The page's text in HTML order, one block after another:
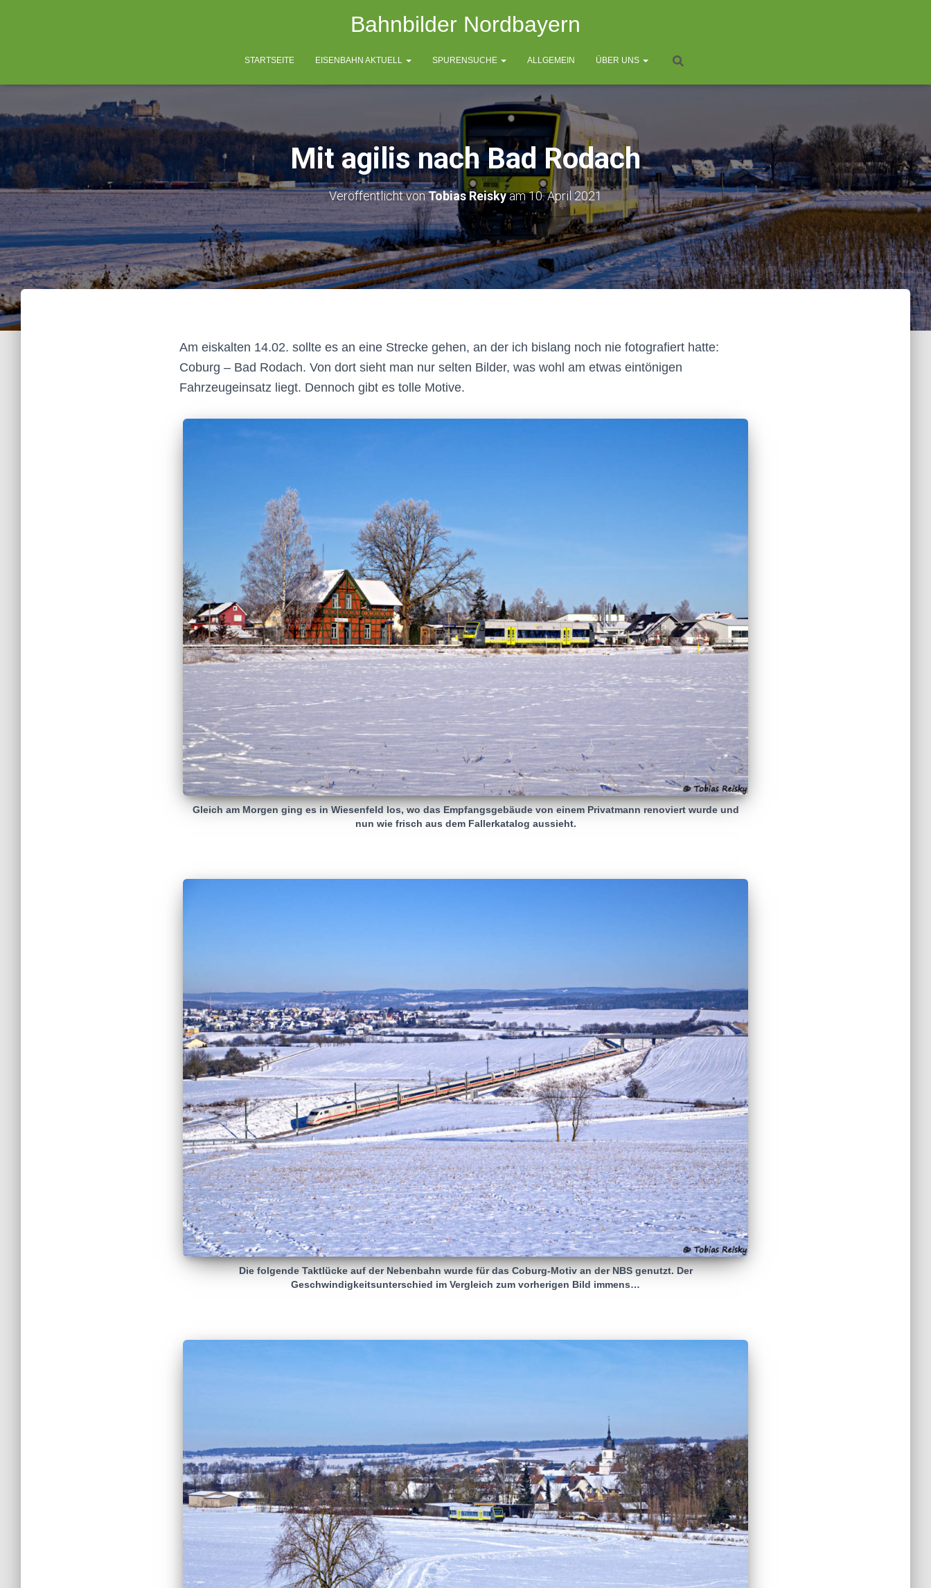
Bahnbilder Nordbayern
STARTSEITE EISENBAHN AKTUELL SPURENSUCHE ALLGEMEIN ÜBER UNS
Mit agilis nach Bad Rodach
Veröffentlicht vonTobias Reiskyam10. April 2021
Am eiskalten 14.02. sollte es an eine Strecke gehen, an der ich bislang noch nie fotografiert hatte:
Coburg – Bad Rodach. Von dort sieht man nur selten Bilder, was wohl am etwas eintönigen
Fahrzeugeinsatz liegt. Dennoch gibt es tolle Motive.
Gleich am Morgen ging es in Wiesenfeld los, wo das Empfangsgebäude von einem Privatmann renoviert wurde und
nun wie frisch aus dem Fallerkatalog aussieht.
Die folgende Taktlücke auf der Nebenbahn wurde für das Coburg-Motiv an der NBS genutzt. Der
Geschwindigkeitsunterschied im Vergleich zum vorherigen Bild immens…